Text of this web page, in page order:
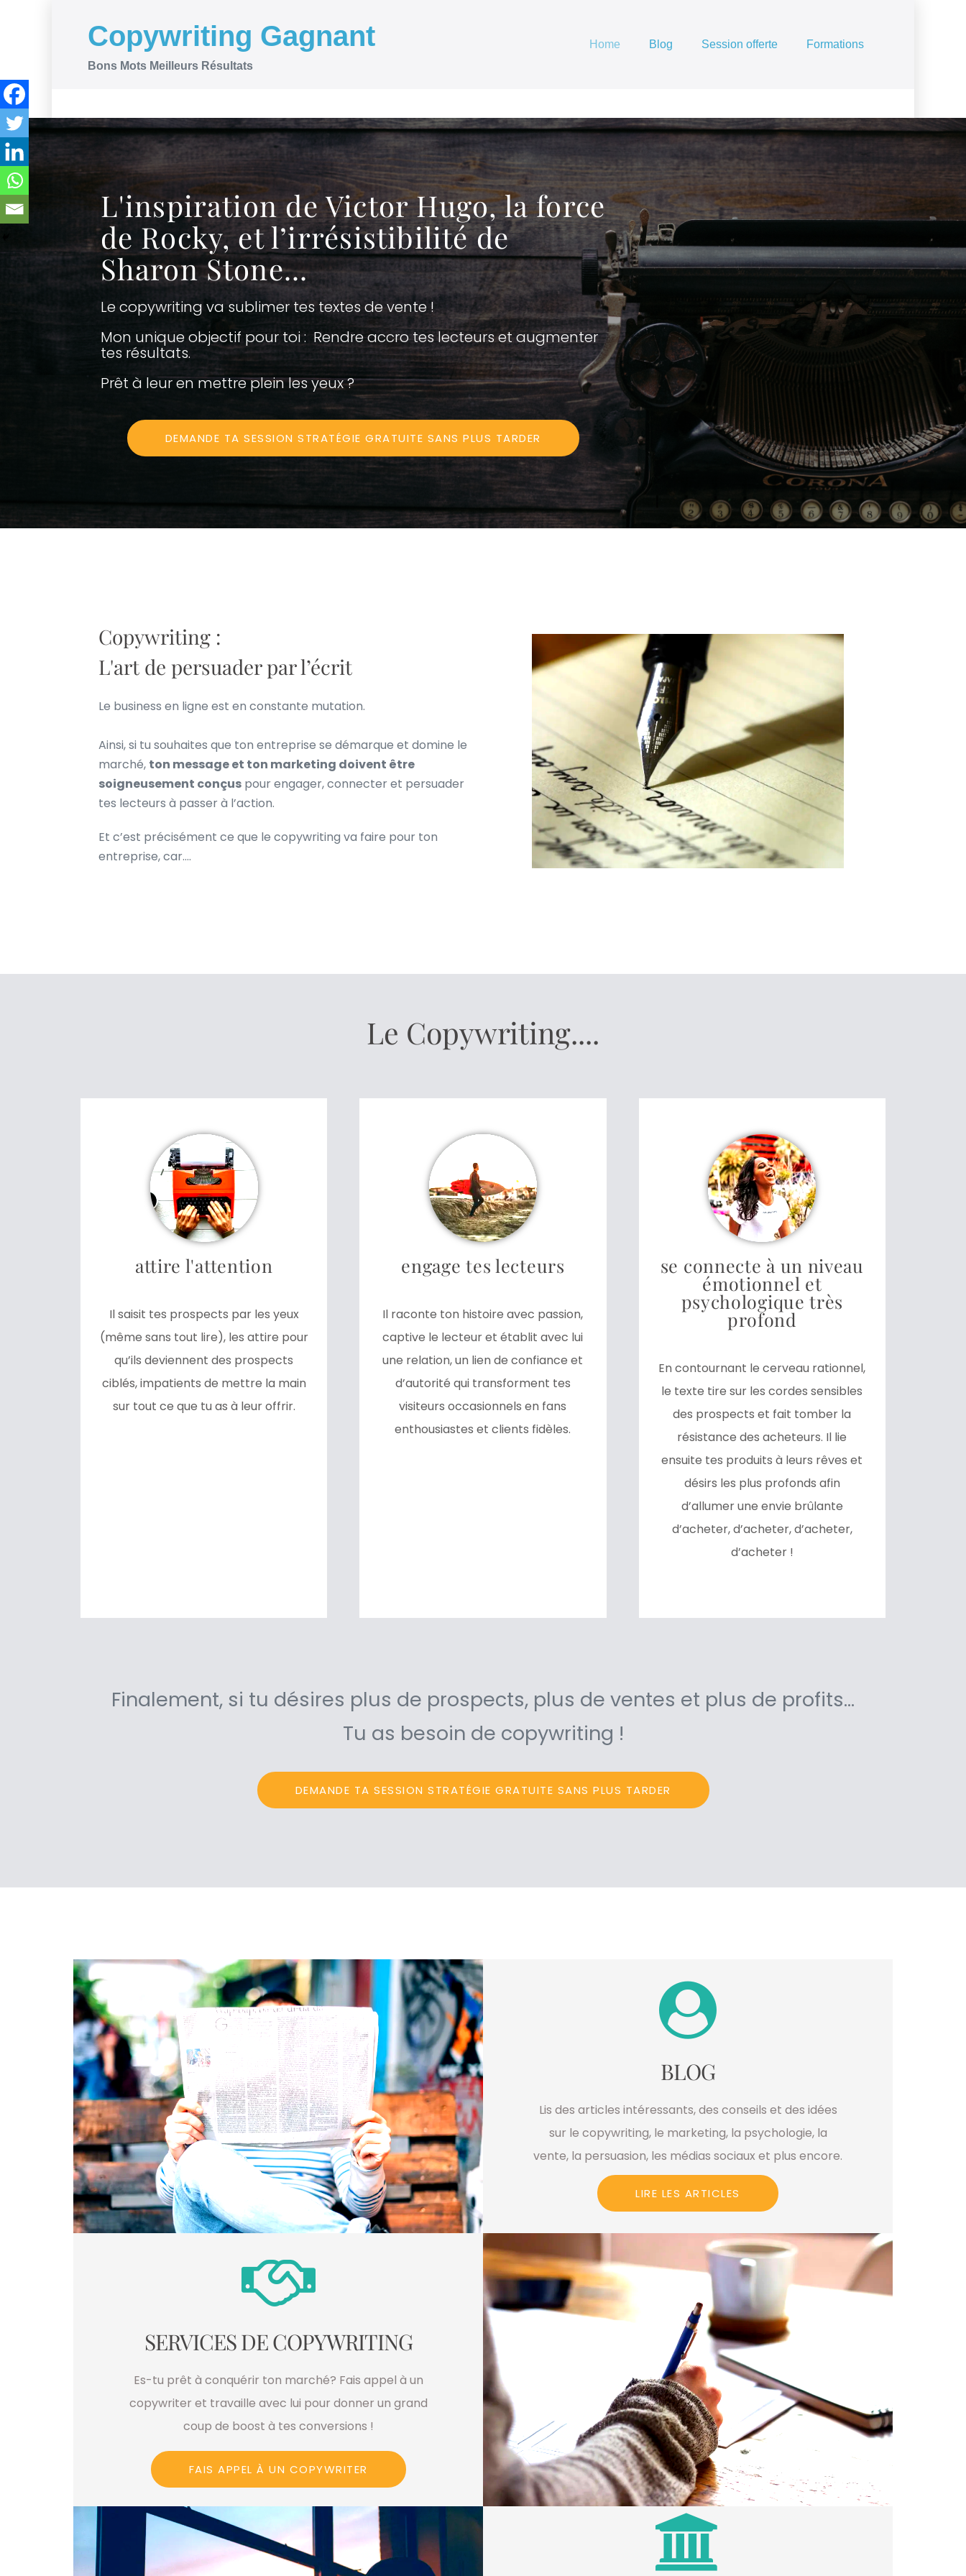
Copywriting Gagnant
Bons Mots Meilleurs Résultats
Home Blog Session offerte Formations
L'inspiration de Victor Hugo, la force
de Rocky, et l’irrésistibilité de
Sharon Stone...
Le copywriting va sublimer tes textes de vente !
Mon unique objectif pour toi : Rendre accro tes lecteurs et augmenter
tes résultats.
Prêt à leur en mettre plein les yeux ?
DEMANDE TA SESSION STRATÉGIE GRATUITE SANS PLUS TARDER
Copywriting :
L'art de persuader par l’écrit
Le business en ligne est en constante mutation.
Ainsi, si tu souhaites que ton entreprise se démarque et domine le
marché, ton message et ton marketing doivent être
soigneusement conçus pour engager, connecter et persuader
tes lecteurs à passer à l’action.
Et c’est précisément ce que le copywriting va faire pour ton
entreprise, car….
Le Copywriting....
attire l'attention
Il saisit tes prospects par les yeux
(même sans tout lire), les attire pour
qu’ils deviennent des prospects
ciblés, impatients de mettre la main
sur tout ce que tu as à leur offrir.
engage tes lecteurs
Il raconte ton histoire avec passion,
captive le lecteur et établit avec lui
une relation, un lien de confiance et
d’autorité qui transforment tes
visiteurs occasionnels en fans
enthousiastes et clients fidèles.
se connecte à un niveau
émotionnel et
psychologique très
profond
En contournant le cerveau rationnel,
le texte tire sur les cordes sensibles
des prospects et fait tomber la
résistance des acheteurs. Il lie
ensuite tes produits à leurs rêves et
désirs les plus profonds afin
d’allumer une envie brûlante
d’acheter, d’acheter, d’acheter,
d’acheter !
Finalement, si tu désires plus de prospects, plus de ventes et plus de profits…
Tu as besoin de copywriting !
DEMANDE TA SESSION STRATÉGIE GRATUITE SANS PLUS TARDER
BLOG
Lis des articles intéressants, des conseils et des idées
sur le copywriting, le marketing, la psychologie, la
vente, la persuasion, les médias sociaux et plus encore.
LIRE LES ARTICLES
SERVICES DE COPYWRITING
Es-tu prêt à conquérir ton marché? Fais appel à un
copywriter et travaille avec lui pour donner un grand
coup de boost à tes conversions !
FAIS APPEL À UN COPYWRITER